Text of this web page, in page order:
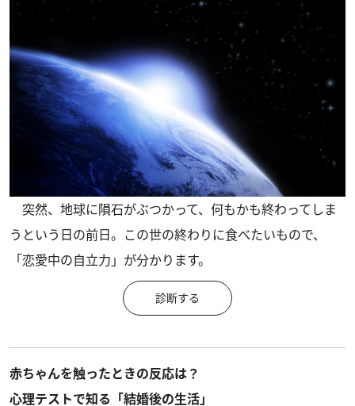
突然、地球に隕石がぶつかって、何もかも終わってしま
うという日の前日。この世の終わりに食べたいもので、
「恋愛中の自立力」が分かります。
診断する
赤ちゃんを触ったときの反応は？
心理テストで知る「結婚後の生活」